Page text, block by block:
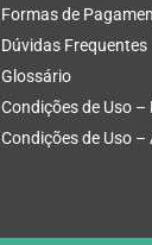
Formas de
Dúvidas Frequentes
Glossário
Condições de Uso –
Condições de Uso